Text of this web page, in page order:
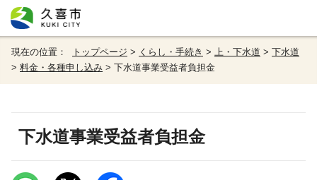
現在の位置： トップページ > くらし・手続き > 上・下水道 > 下水道
> 料金・各種申し込み > 下水道事業受益者負担金
下水道事業受益者負担金